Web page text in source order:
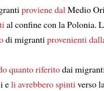
proviene dalMedio
al confine con la Polonia.
di migrantiprovenienti
quanto riferitodai
eli avrebbero spintiverso